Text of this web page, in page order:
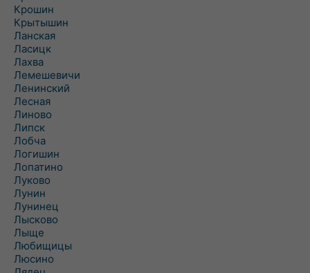
Крошин
Крытышин
Ланская
Ласицк
Лахва
Лемешевичи
Ленинский
Лесная
Линово
Липск
Лобча
Логишин
Лопатино
Луково
Лунин
Лунинец
Лысково
Лыще
Любищицы
Люсино